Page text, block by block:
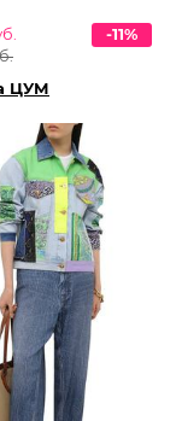
-11%
ЦУМ